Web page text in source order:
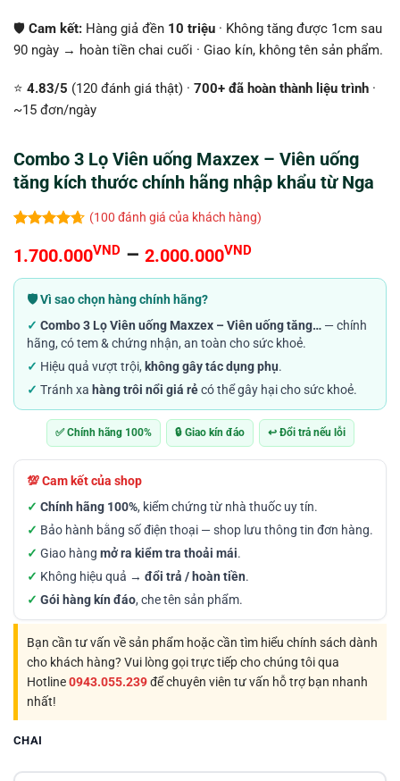
🛡️ Cam kết: Hàng giả đền 10 triệu · Không tăng được 1cm sau
90 ngày → hoàn tiền chai cuối · Giao kín, không tên sản phẩm.
⭐ 4.83/5 (120 đánh giá thật) · 700+ đã hoàn thành liệu trình ·
~15 đơn/ngày
Combo 3 Lọ Viên uống Maxzex – Viên uống
tăng kích thước chính hãng nhập khẩu từ Nga
5 dựa trên
(100 đánh giá của khách hàng)
1.700.000VND – 2.000.000VNDKhoảng
giá:
1.700.000VND
đến
2.000.000VND
🛡️ Vì sao chọn hàng chính hãng?
✓ Combo 3 Lọ Viên uống Maxzex – Viên uống tăng… — chính
hãng, có tem & chứng nhận, an toàn cho sức khoẻ.
✓ Hiệu quả vượt trội, không gây tác dụng phụ.
✓ Tránh xa hàng trôi nổi giá rẻcó thể gây hại cho sức khoẻ.
✅ Chính hãng 100% 🔒 Giao kín đáo ↩️ Đổi trả nếu lỗi
💯 Cam kết của shop
✓ Chính hãng 100%, kiểm chứng từ nhà thuốc uy tín.
✓ Bảo hành bằng số điện thoại — shop lưu thông tin đơn hàng.
✓ Giao hàng mở ra kiểm tra thoải mái.
✓ Không hiệu quả → đổi trả / hoàn tiền.
✓ Gói hàng kín đáo, che tên sản phẩm.
Bạn cần tư vấn về sản phẩm hoặc cần tìm hiểu chính sách dành
cho khách hàng? Vui lòng gọi trực tiếp cho chúng tôi qua
Hotline0943.055.239để chuyên viên tư vấn hỗ trợ bạn nhanh
nhất!
CHAI